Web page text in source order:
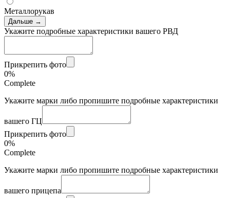
Металлорукав
Дальше →
Укажите подробные характеристики вашего РВД
Прикрепить фото
0%
Complete
Укажите марки либо пропишите подробные характеристики
вашего ГЦ
Прикрепить фото
0%
Complete
Укажите марки либо пропишите подробные характеристики
вашего прицепа